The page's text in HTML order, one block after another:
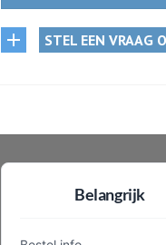
STEL EEN VRAAG
Belangrijk